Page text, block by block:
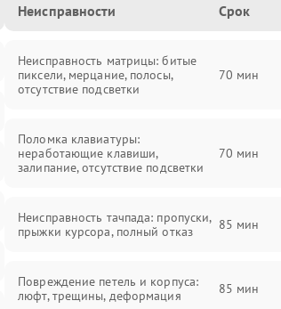
Неисправности Срок
Неисправность матрицы: битые
пиксели, мерцание, полосы,
отсутствие подсветки
70 мин
Поломка клавиатуры:
неработающие клавиши,
залипание, отсутствие подсветки
70 мин
Неисправность тачпада: пропуски,
прыжки курсора, полный отказ
85 мин
Повреждение петель и корпуса:
люфт, трещины, деформация
85 мин